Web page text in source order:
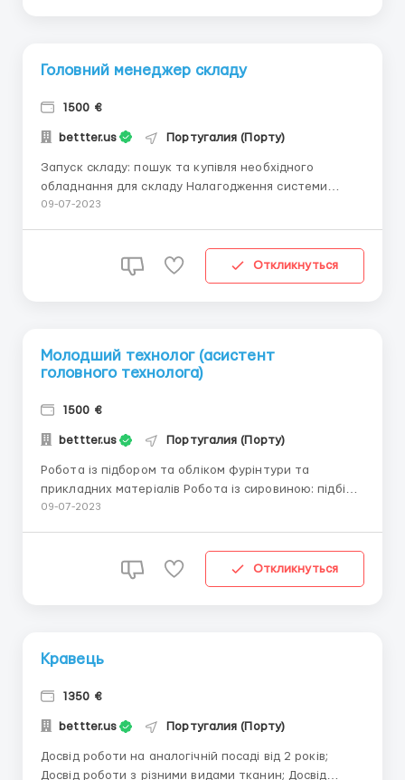
Головний менеджер складу
1500 €
bettter.us Португалия (Порту)
Запуск складу: пошук та купівля необхідного
обладнання для складу Налагодження системи
штрих кодування та упаковки Продумати введення
09-07-2023
Откликнуться
Молодший технолог (асистент
головного технолога)
1500 €
bettter.us Португалия (Порту)
Робота із підбором та обліком фурінтури та
прикладних матеріалів Робота із сировиною: підбір
сировини під колекції, облік сировини Підготовка
постачальниками та підрядниками Допомога із
09-07-2023
Откликнуться
Кравець
1350 €
bettter.us Португалия (Порту)
Досвід роботи на аналогічній посаді від 2 років;
Досвід роботи з різними видами тканин; Досвід